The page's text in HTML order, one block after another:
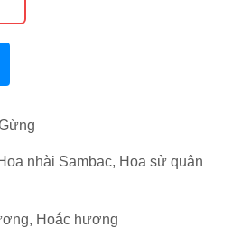
nhài Sambac, Hoa sử quân
Hoắc hương